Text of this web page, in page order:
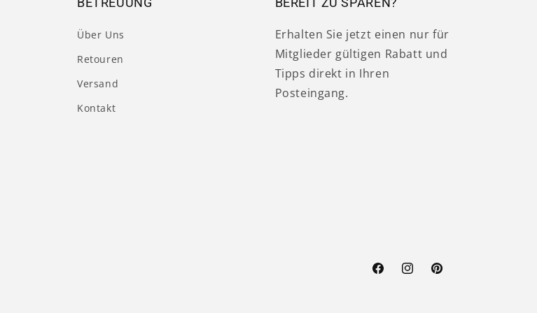
Über Uns
Retouren
Versand
Kontakt
Erhalten Sie jetzt einen nur für
Mitglieder gültigen Rabatt und
Tipps direkt in Ihren
Posteingang.
FacebookInstagramPinterest